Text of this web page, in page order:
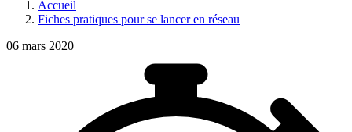
Accueil
Fiches pratiques pour se lancer en réseau
06 mars 2020